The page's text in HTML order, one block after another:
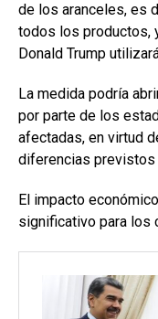
de los aranceles, es
todos los productos,
Donald Trump
La medida podría
por parte de los
afectadas, en virtud
diferencias previstos
El impacto
significativo para los